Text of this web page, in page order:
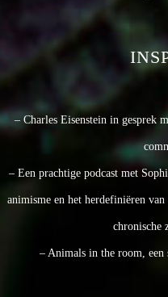
– Charles Eisenstein in gesprek
– Een prachtige podcast met
animisme en het herdefiniëren
chronische
– Animals in the room, een